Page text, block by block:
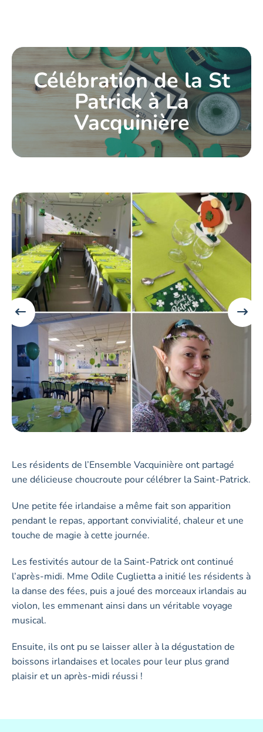
Célébration de la St
Patrick à La
Vacquinière
Les résidents de l’Ensemble Vacquinière ont partagé
une délicieuse choucroute pour célébrer la Saint-Patrick.
Une petite fée irlandaise a même fait son apparition
pendant le repas, apportant convivialité, chaleur et une
touche de magie à cette journée.
Les festivités autour de la Saint-Patrick ont continué
l’après-midi. Mme Odile Cuglietta a initié les résidents à
la danse des fées, puis a joué des morceaux irlandais au
violon, les emmenant ainsi dans un véritable voyage
musical.
Ensuite, ils ont pu se laisser aller à la dégustation de
boissons irlandaises et locales pour leur plus grand
plaisir et un après-midi réussi !